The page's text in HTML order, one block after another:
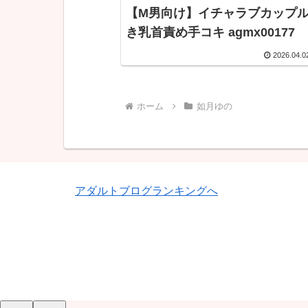
【M男向け】イチャラブカップ
き乳首責め手コキ agmx00177
ホーム 如月ゆの
アダルトブログランキングへ